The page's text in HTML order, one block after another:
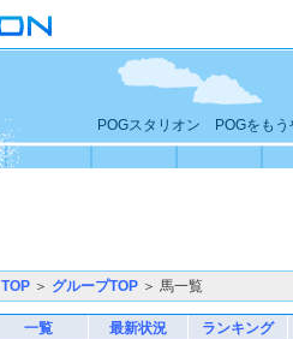
POGスタリオン POGをもう
TOP ＞ グループTOP ＞ 馬一覧
一覧 最新状況
ランキング